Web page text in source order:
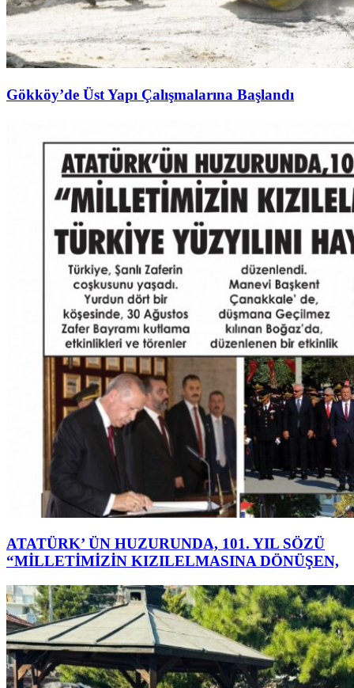
Gökköy’de Üst Yapı Çalışmalarına Başlandı
ATATÜRK’ ÜN HUZURUNDA, 101. YIL SÖZÜ
“MİLLETİMİZİN KIZILELMASINA DÖNÜŞEN,